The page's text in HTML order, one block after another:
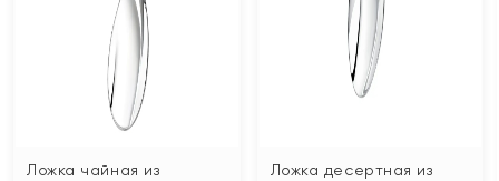
Ложка чайная из
Ложка десертная из